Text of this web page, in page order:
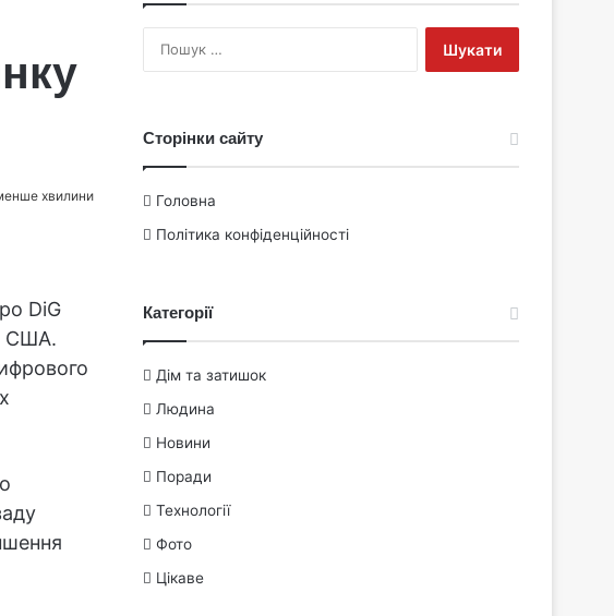
хвилини
DiG
США.
Сторінки сайту
Головна
Політика конфіденційності
Категорії
Дім та затишок
Людина
Новини
Поради
Технології
Фото
Цікаве